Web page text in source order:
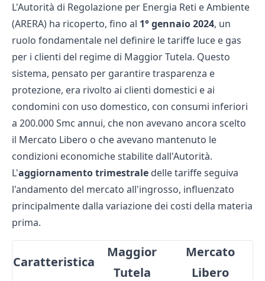
L'Autorità di Regolazione per Energia Reti e Ambiente
(ARERA) ha ricoperto, fino al 1° gennaio 2024, un
ruolo fondamentale nel definire letariffe luce e gas
per i clienti del regime di Maggior Tutela. Questo
sistema, pensato per garantire trasparenza e
protezione, era rivolto ai clienti domestici e ai
condomini con uso domestico, con consumi inferiori
a 200.000 Smc annui, che non avevano ancora scelto
il Mercato Libero o che avevano mantenuto le
condizioni economiche stabilite dall'Autorità.
L'aggiornamento trimestrale delle tariffe seguiva
l'andamento del mercato all'ingrosso, influenzato
principalmente dalla variazione dei costi della materia
prima.
Caratteristica
Maggior
Tutela
Mercato
Libero